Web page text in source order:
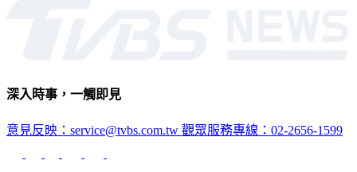
深入時事，一觸即見
意見反映：service@tvbs.com.tw 觀眾服務專線：02-2656-1599